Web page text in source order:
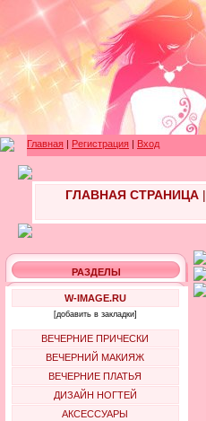
Главная | Регистрация | Вход
ГЛАВНАЯ СТРАНИЦА|
РАЗДЕЛЫ
W-IMAGE.RU
[добавить в закладки]
ВЕЧЕРНИЕ ПРИЧЕСКИ
ВЕЧЕРНИЙ МАКИЯЖ
ВЕЧЕРНИЕ ПЛАТЬЯ
ДИЗАЙН НОГТЕЙ
АКСЕССУАРЫ